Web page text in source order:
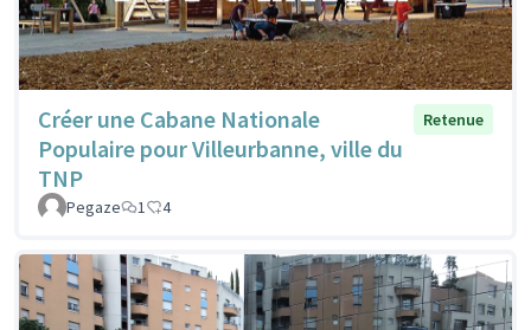
Créer une Cabane Nationale
Populaire pour Villeurbanne, ville du
TNP
Retenue
Pegaze 1 4